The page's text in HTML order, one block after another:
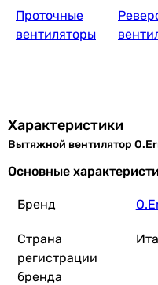
Проточные
вентиляторы
Характеристики
Вытяжной вентилятор
Основные
Бренд
Страна
регистрации
бренда